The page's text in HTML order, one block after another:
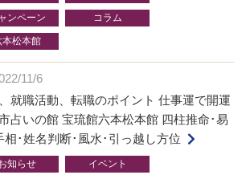
ンペーン コラム
本松本館
11/6
就職活動、転職のポイント 仕事運で開運
占いの館 宝琉館六本松本館 四柱推命･易
相･姓名判断･風水･引っ越し方位
知らせ イベント